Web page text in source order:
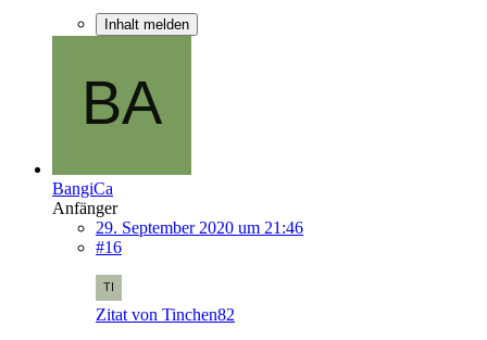
Inhalt melden
BangiCa
Anfänger
29. September 2020 um 21:46
#16
Zitat von Tinchen82